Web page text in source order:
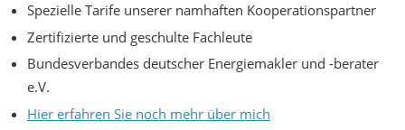
Spezielle Tarife unserer namhaften Kooperationspartner
Zertifizierte und geschulte Fachleute
Bundesverbandes deutscher Energiemakler und -berater
e.V.
Hier erfahren Sie noch mehr über mich